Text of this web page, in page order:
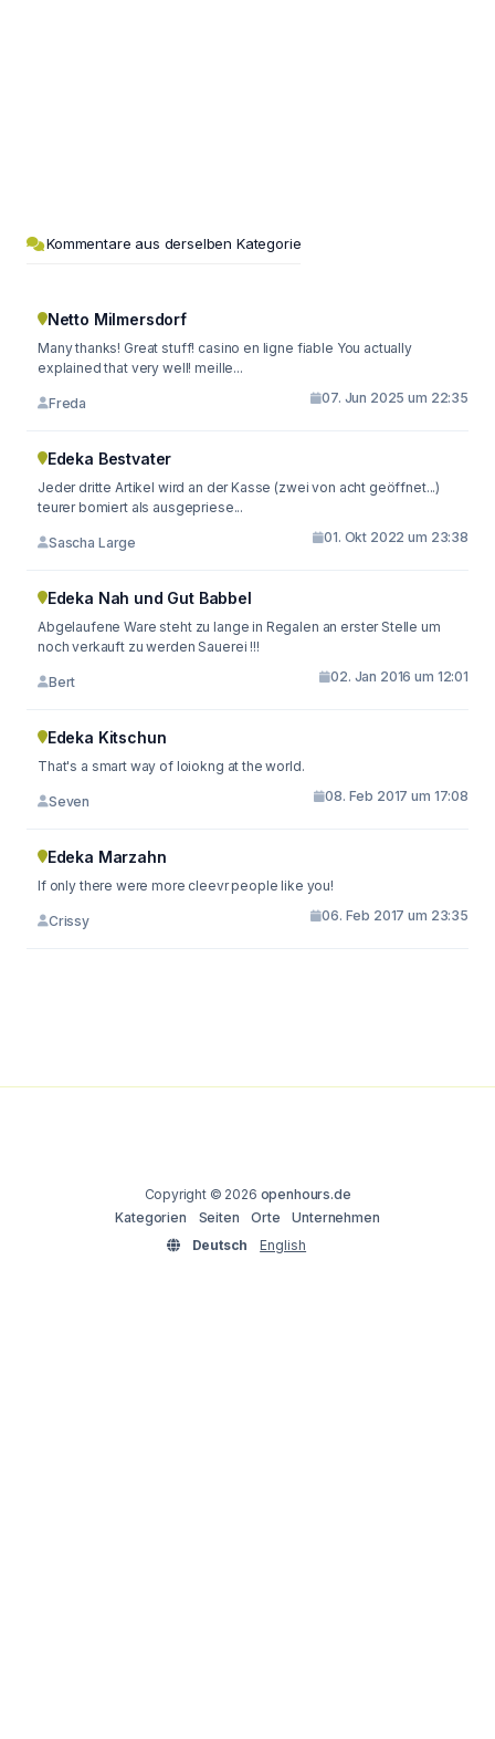
Kommentare aus derselben Kategorie
Netto Milmersdorf
Many thanks! Great stuff! casino en ligne fiable You actually
explained that very well! meille...
Freda 07. Jun 2025 um 22:35
Edeka Bestvater
Jeder dritte Artikel wird an der Kasse (zwei von acht geöffnet...)
teurer bomiert als ausgepriese...
Sascha Large 01. Okt 2022 um 23:38
Edeka Nah und Gut Babbel
Abgelaufene Ware steht zu lange in Regalen an erster Stelle um
noch verkauft zu werden Sauerei !!!
Bert 02. Jan 2016 um 12:01
Edeka Kitschun
That's a smart way of loiokng at the world.
Seven 08. Feb 2017 um 17:08
Edeka Marzahn
If only there were more cleevr people like you!
Crissy 06. Feb 2017 um 23:35
Copyright © 2026 openhours.de
Kategorien
Seiten Orte
Unternehmen
Deutsch
English